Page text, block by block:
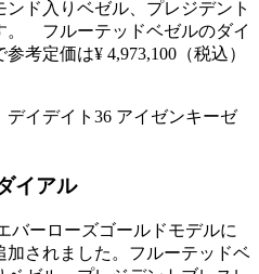
ド入りベゼル、プレジデント
。 フルーテッドベゼルのダイ
考定価は¥ 4,973,100（税込）
イアル
バーローズゴールドモデルに
されました。フルーテッドベ